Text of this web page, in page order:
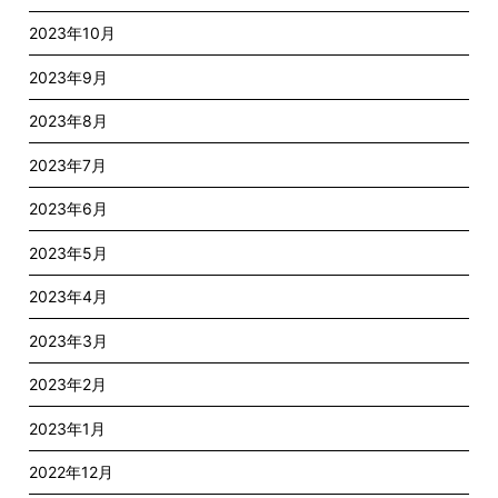
2023年10月
2023年9月
2023年8月
2023年7月
2023年6月
2023年5月
2023年4月
2023年3月
2023年2月
2023年1月
2022年12月